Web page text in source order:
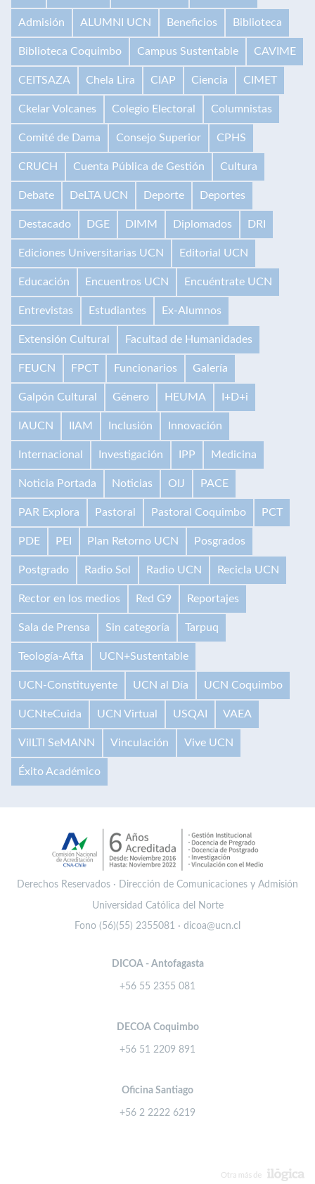
Admisión ALUMNI UCN Beneficios Biblioteca
Biblioteca Coquimbo Campus Sustentable CAVIME
CEITSAZA Chela Lira CIAP Ciencia CIMET
Ckelar Volcanes Colegio Electoral Columnistas
Comité de Dama Consejo Superior CPHS
CRUCH Cuenta Pública de Gestión Cultura
Debate DeLTA UCN Deporte Deportes
Destacado DGE DIMM Diplomados DRI
Ediciones Universitarias UCN Editorial UCN
Educación Encuentros UCN Encuéntrate UCN
Entrevistas Estudiantes Ex-Alumnos
Extensión Cultural Facultad de Humanidades
FEUCN FPCT Funcionarios Galería
Galpón Cultural Género HEUMA I+D+i
IAUCN IIAM Inclusión Innovación
Internacional Investigación IPP Medicina
Noticia Portada Noticias OIJ PACE
PAR Explora Pastoral Pastoral Coquimbo PCT
PDE PEI Plan Retorno UCN Posgrados
Postgrado Radio Sol Radio UCN Recicla UCN
Rector en los medios Red G9 Reportajes
Sala de Prensa Sin categoría Tarpuq
Teología-Afta UCN+Sustentable
UCN-Constituyente UCN al Día UCN Coquimbo
UCNteCuida UCN Virtual USQAI VAEA
VilLTI SeMANN Vinculación Vive UCN
Éxito Académico
Derechos Reservados · Dirección de Comunicaciones y Admisión
Universidad Católica del Norte
Fono (56)(55) 2355081 · dicoa@ucn.cl
DICOA - Antofagasta
+56 55 2355 081
DECOA Coquimbo
+56 51 2209 891
Oficina Santiago
+56 2 2222 6219